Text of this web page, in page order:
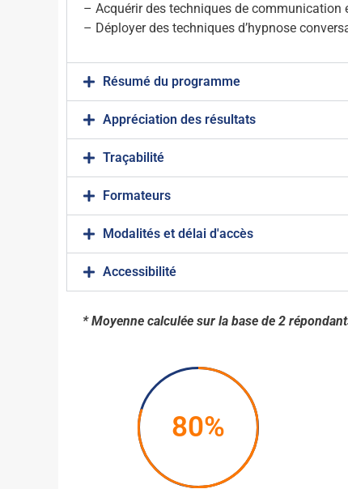
– Acquérir des techniques de
– Déployer des techniques d’hypnose
Résumé du programme
Appréciation des résultats
Traçabilité
Formateurs
Modalités et délai d'accès
Accessibilité
* Moyenne calculée sur la base de 2
80%